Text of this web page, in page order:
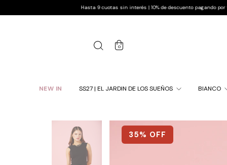
Hasta 9 cuotas sin interés | 10% de descuento pagando por
0
NEW IN SS27 | EL JARDIN DE LOS SUEÑOS BIANCO
35% OFF